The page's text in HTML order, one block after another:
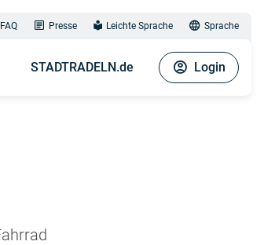
FAQ Presse Leichte Sprache Sprache
STADTRADELN.de Login